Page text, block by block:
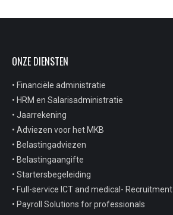
ONZE DIENSTEN
• Financiële administratie
• HRM en Salarisadministratie
• Jaarrekening
• Adviezen voor het MKB
• Belastingadviezen
• Belastingaangifte
• Startersbegeleiding
• Full-service ICT and medical- Recruitment
• Payroll Solutions for professionals